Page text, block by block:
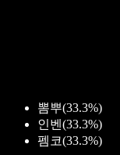
뽐뿌(33.3%)
인벤 (33.3%)
펨코(33.3%)